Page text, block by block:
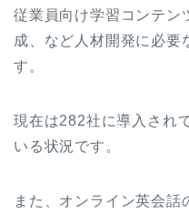
従業員向け学習コンテン
成、など人材開発に必要
す。
現在は282社に導入され
いる状況です。
また、オンライン英会話